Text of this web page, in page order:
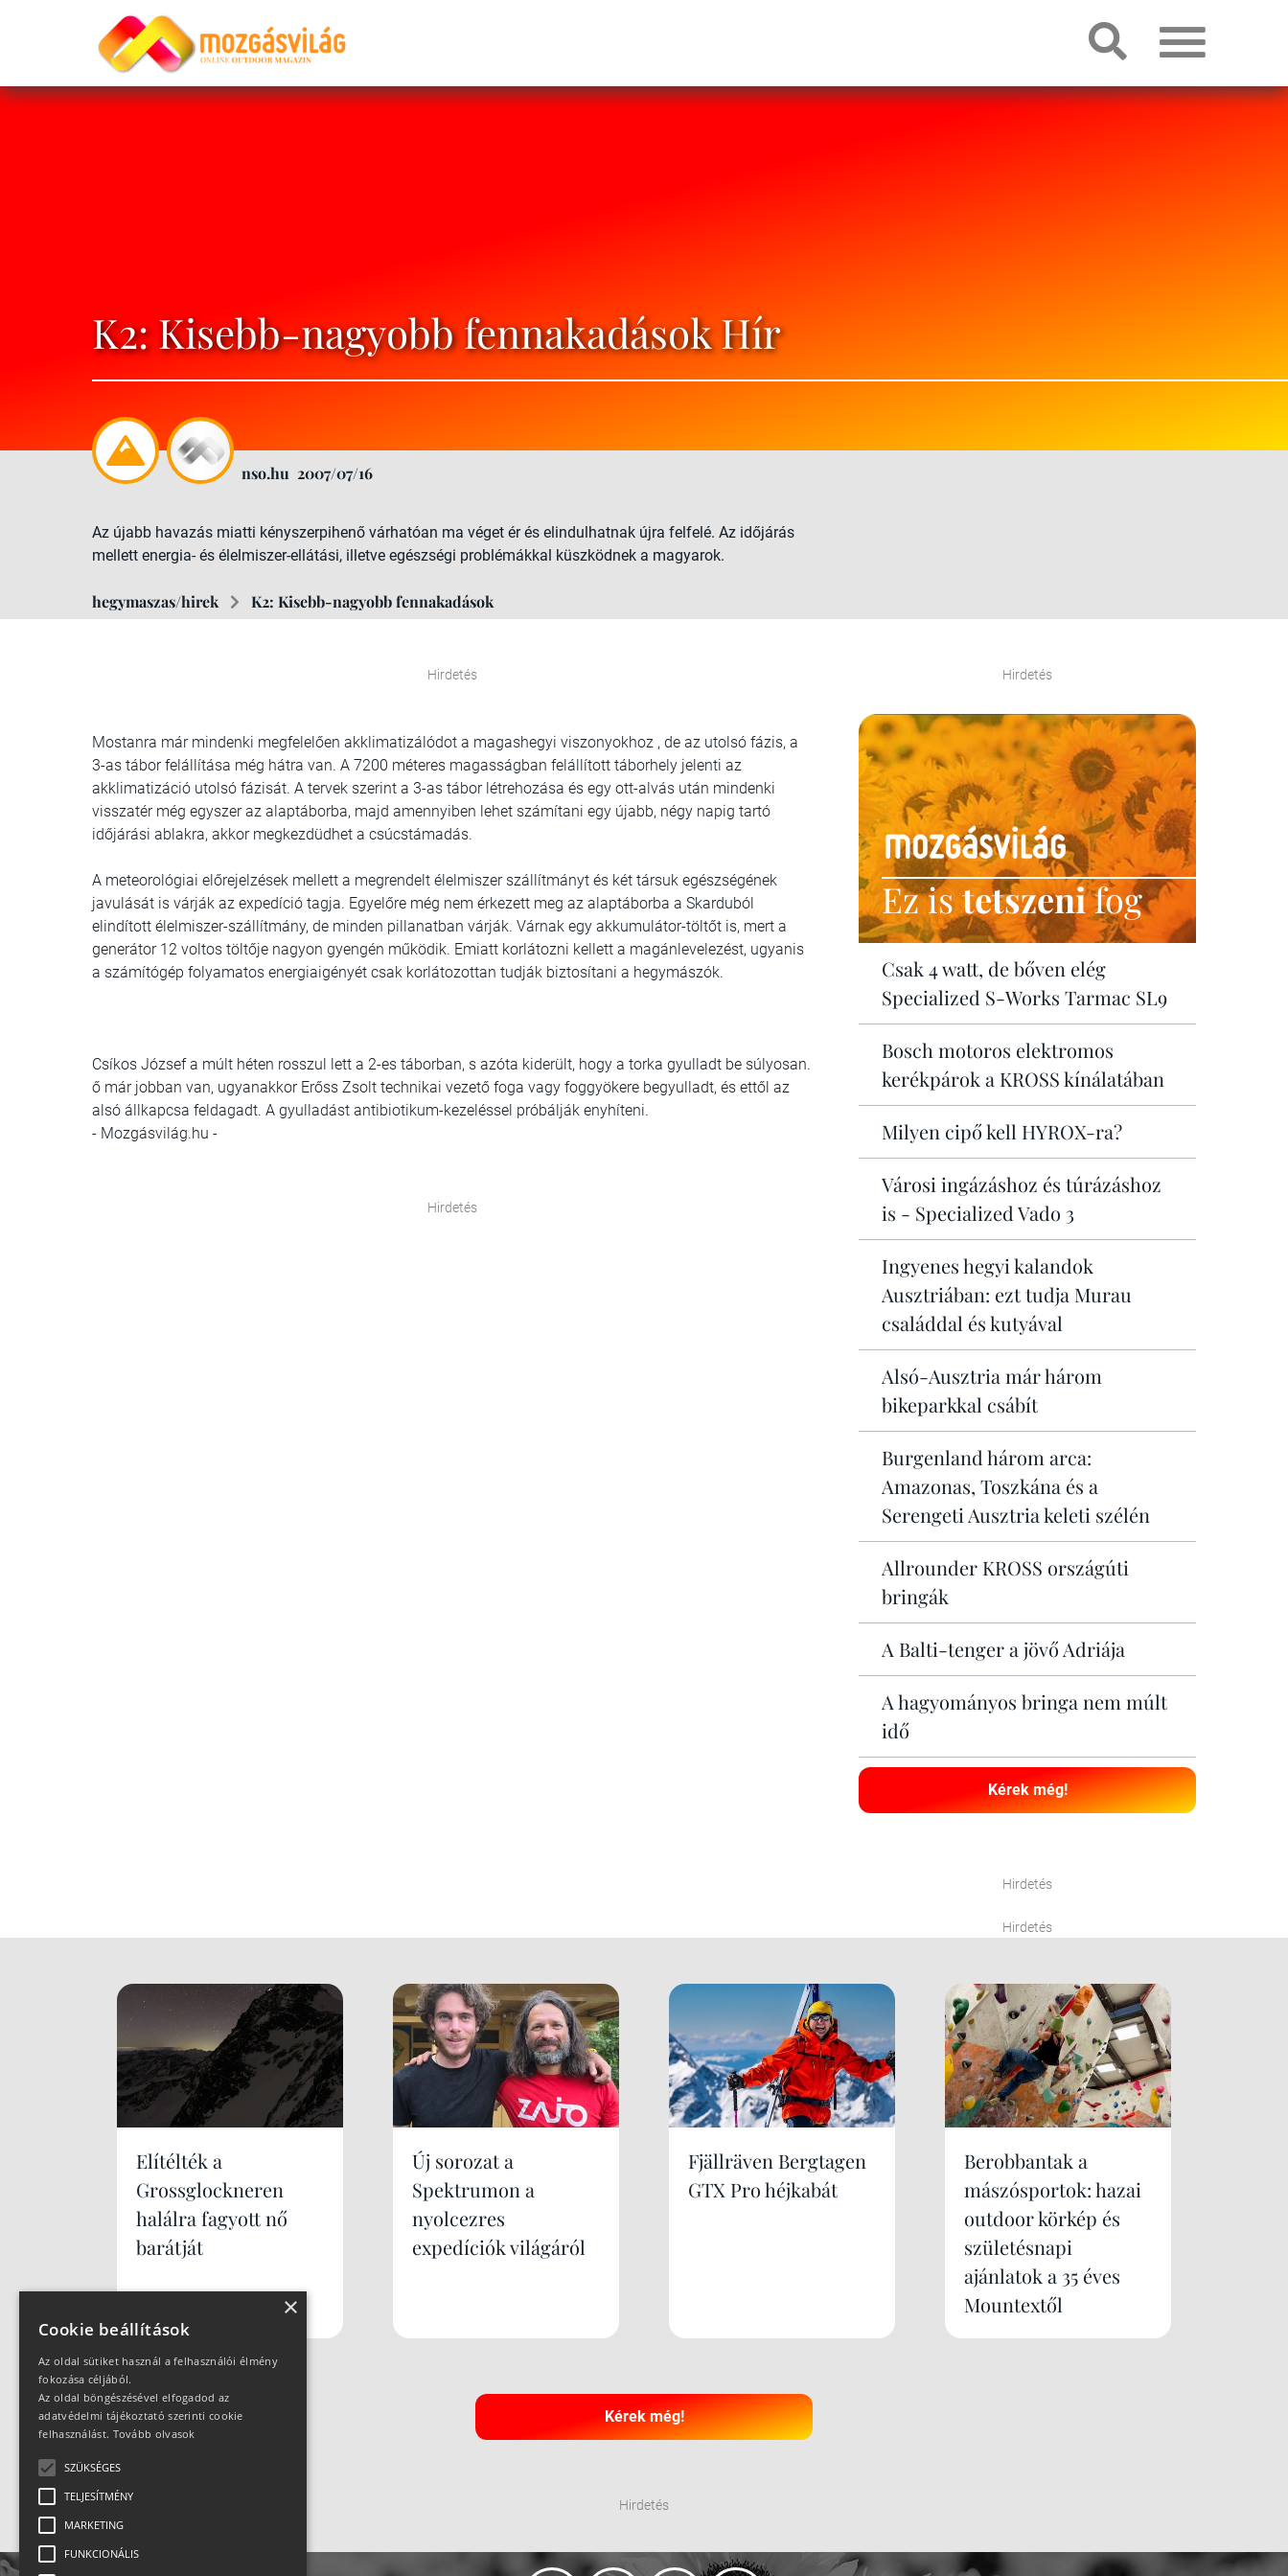
K2: Kisebb-nagyobb fennakadások Hír
nso.hu 2007/07/16
Az újabb havazás miatti kényszerpihenő várhatóan ma véget ér és elindulhatnak újra felfelé. Az időjárás
mellett energia- és élelmiszer-ellátási, illetve egészségi problémákkal küszködnek a magyarok.
hegymaszas/hirek K2: Kisebb-nagyobb fennakadások
Hirdetés
Mostanra már mindenki megfelelően akklimatizálódot a magashegyi viszonyokhoz , de az utolsó fázis, a
3-as tábor felállítása még hátra van. A 7200 méteres magasságban felállított táborhely jelenti az
akklimatizáció utolsó fázisát. A tervek szerint a 3-as tábor létrehozása és egy ott-alvás után mindenki
visszatér még egyszer az alaptáborba, majd amennyiben lehet számítani egy újabb, négy napig tartó
időjárási ablakra, akkor megkezdüdhet a csúcstámadás.
A meteorológiai előrejelzések mellett a megrendelt élelmiszer szállítmányt és két társuk egészségének
javulását is várják az expedíció tagja. Egyelőre még nem érkezett meg az alaptáborba a Skarduból
elindított élelmiszer-szállítmány, de minden pillanatban várják. Várnak egy akkumulátor-töltőt is, mert a
generátor 12 voltos töltője nagyon gyengén működik. Emiatt korlátozni kellett a magánlevelezést, ugyanis
a számítógép folyamatos energiaigényét csak korlátozottan tudják biztosítani a hegymászók.
Csíkos József a múlt héten rosszul lett a 2-es táborban, s azóta kiderült, hogy a torka gyulladt be súlyosan.
ő már jobban van, ugyanakkor Erőss Zsolt technikai vezető foga vagy foggyökere begyulladt, és ettől az
alsó állkapcsa feldagadt. A gyulladást antibiotikum-kezeléssel próbálják enyhíteni.
- Mozgásvilág.hu -
Hirdetés
Hirdetés
Ez istetszenifog
Csak 4 watt, de bőven elég
Specialized S-Works Tarmac SL9
Bosch motoros elektromos
kerékpárok a KROSS kínálatában
Milyen cipő kell HYROX-ra?
Városi ingázáshoz és túrázáshoz
is - Specialized Vado 3
Ingyenes hegyi kalandok
Ausztriában: ezt tudja Murau
családdal és kutyával
Alsó-Ausztria már három
bikeparkkal csábít
Burgenland három arca:
Amazonas, Toszkána és a
Serengeti Ausztria keleti szélén
Allrounder KROSS országúti
bringák
A Balti-tenger a jövő Adriája
A hagyományos bringa nem múlt
idő
Kérek még!
Hirdetés
Hirdetés
Elítélték a
Grossglockneren
halálra fagyott nő
barátját
Új sorozat a
Spektrumon a
nyolcezres
expedíciók világáról
Fjällräven Bergtagen
GTX Pro héjkabát
Berobbantak a
mászósportok: hazai
outdoor körkép és
születésnapi
ajánlatok a 35 éves
Mountextől
Kérek még!
Hirdetés
×
Cookie beállítások
Az oldal sütiket használ a felhasználói élmény
fokozása céljából.
Az oldal böngészésével elfogadod az
adatvédelmi tájékoztató szerinti cookie
felhasználást. Tovább olvasok
SZÜKSÉGES
TELJESÍTMÉNY
MARKETING
FUNKCIONÁLIS